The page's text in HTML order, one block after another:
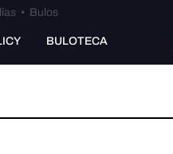
• Bulos
BULOTECA